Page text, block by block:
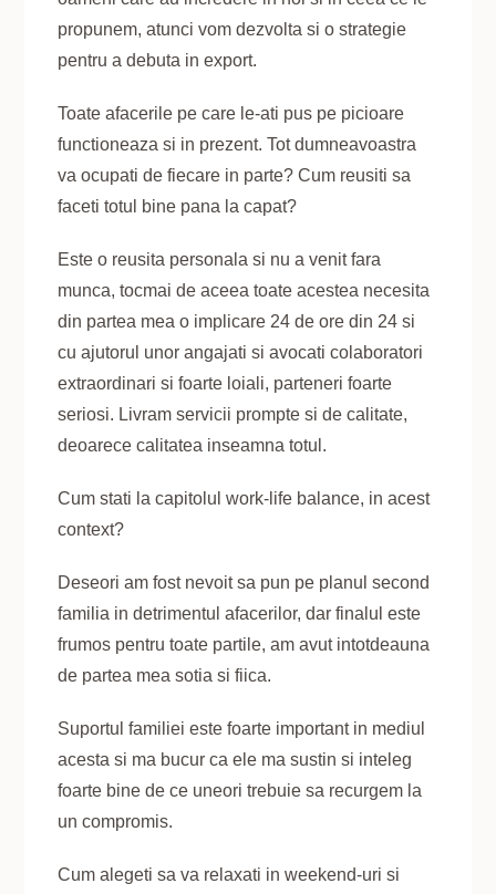
propunem, atunci vom dezvolta si o strategie
pentru a debuta in export.
Toate afacerile pe care le-ati pus pe picioare
functioneaza si in prezent. Tot dumneavoastra
va ocupati de fiecare in parte? Cum reusiti sa
faceti totul bine pana la capat?
Este o reusita personala si nu a venit fara
munca, tocmai de aceea toate acestea necesita
din partea mea o implicare 24 de ore din 24 si
cu ajutorul unor angajati si avocati colaboratori
extraordinari si foarte loiali, parteneri foarte
seriosi. Livram servicii prompte si de calitate,
deoarece calitatea inseamna totul.
Cum stati la capitolul work-life balance, in acest
context?
Deseori am fost nevoit sa pun pe planul second
familia in detrimentul afacerilor, dar finalul este
frumos pentru toate partile, am avut intotdeauna
de partea mea sotia si fiica.
Suportul familiei este foarte important in mediul
acesta si ma bucur ca ele ma sustin si inteleg
foarte bine de ce uneori trebuie sa recurgem la
un compromis.
Cum alegeti sa va relaxati in weekend-uri si